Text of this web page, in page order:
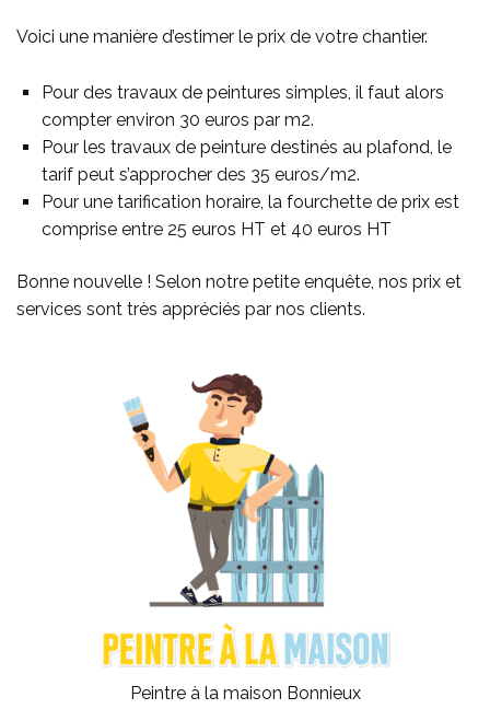
Voici une manière d’estimer le prix de votre chantier.
Pour des travaux de peintures simples, il faut alors
compter environ 30 euros par m2.
Pour les travaux de peinture destinés au plafond, le
tarif peut s’approcher des 35 euros/m2.
Pour une tarification horaire, la fourchette de prix est
comprise entre 25 euros HT et 40 euros HT
Bonne nouvelle ! Selon notre petite enquête, nos prix et
services sont très appréciés par nos clients.
Peintre à la maison Bonnieux